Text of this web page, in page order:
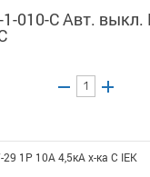
1-010-C Авт.
1Р 10А 4,5кА х-ка С IEK